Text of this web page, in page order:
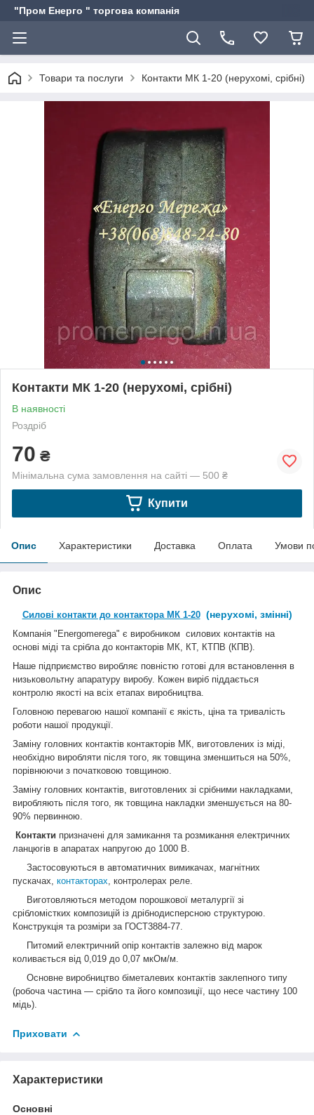
"Пром Енерго " торгова компанія
Товари та послуги Контакти МК 1-20 (нерухомі, срібні)
Контакти МК 1-20 (нерухомі, срібні)
В наявності
Роздріб
70 ₴
Мінімальна сума замовлення на сайті — 500 ₴
Купити
Опис Характеристики Доставка Оплата Умови
Опис
Силові контакти до контактора МК 1-20 (нерухомі, змінні)
Компанія "Energomerega" є виробником силових контактів на
основі міді та срібла до контакторів МК, КТ, КТПВ (КПВ).
Наше підприємство виробляє повністю готові для встановлення в
низьковольтну апаратуру виробу. Кожен виріб піддається
контролю якості на всіх етапах виробництва.
Головною перевагою нашої компанії є якість, ціна та тривалість
роботи нашої продукції.
Заміну головних контактів контакторів МК, виготовлених із міді,
необхідно виробляти після того, як товщина зменшиться на 50%,
порівнюючи з початковою товщиною.
Заміну головних контактів, виготовлених зі срібними накладками,
виробляють після того, як товщина накладки зменшується на 80-
90% первинною.
Контакти призначені для замикання та розмикання електричних
ланцюгів в апаратах напругою до 1000 В.
Застосовуються в автоматичних вимикачах, магнітних
пускачах, контакторах , контролерах реле.
Виготовляються методом порошкової металургії зі
срібломістких композицій із дрібнодисперсною структурою.
Конструкція та розміри за ГОСТ3884-77.
Питомий електричний опір контактів залежно від марок
коливається від 0,019 до 0,07 мкОм/м.
Основне виробництво біметалевих контактів заклепного типу
(робоча частина — срібло та його композиції, що несе частину 100
мідь).
Приховати
Характеристики
Основні